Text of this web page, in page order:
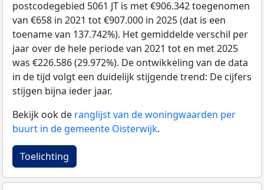
postcodegebied 5061 JT is met €906.342 toegenomen
van €658 in 2021 tot €907.000 in 2025 (dat is een
toename van 137.742%). Het gemiddelde verschil per
jaar over de hele periode van 2021 tot en met 2025
was €226.586 (29.972%). De ontwikkeling van de data
in de tijd volgt een duidelijk stijgende trend: De cijfers
stijgen bijna ieder jaar.
Bekijk ook de ranglijst van de woningwaarden per
buurt in de gemeente Oisterwijk.
Toelichting